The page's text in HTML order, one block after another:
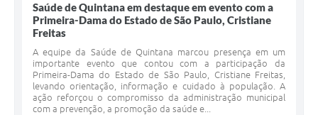
Saúde de Quintana em destaque em evento com a
Primeira-Dama do Estado de São Paulo, Cristiane
Freitas
A equipe da Saúde de Quintana marcou presença em um
importante evento que contou com a participação da
Primeira-Dama do Estado de São Paulo, Cristiane Freitas,
levando orientação, informação e cuidado à população. A
ação reforçou o compromisso da administração municipal
com a prevenção, a promoção da saúde e...